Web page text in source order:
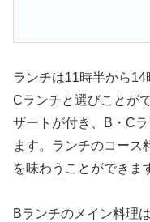
ランチは11時半から14
Cランチと選びことが
ザートが付き、B・C
ます。ランチのコース
を味わうことができま
Bランチのメイン料理